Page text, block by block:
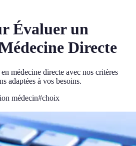
Évaluer un
Directe
médecine directe avec nos critères
adaptées à vos besoins.
médecin#choix